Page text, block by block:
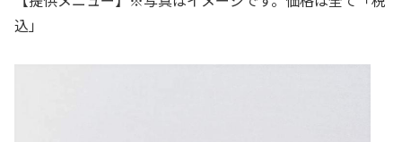
込」